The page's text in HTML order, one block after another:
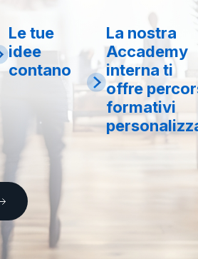
Le tue
idee
contano
La nostra
Accademy
interna ti
offre
formativi